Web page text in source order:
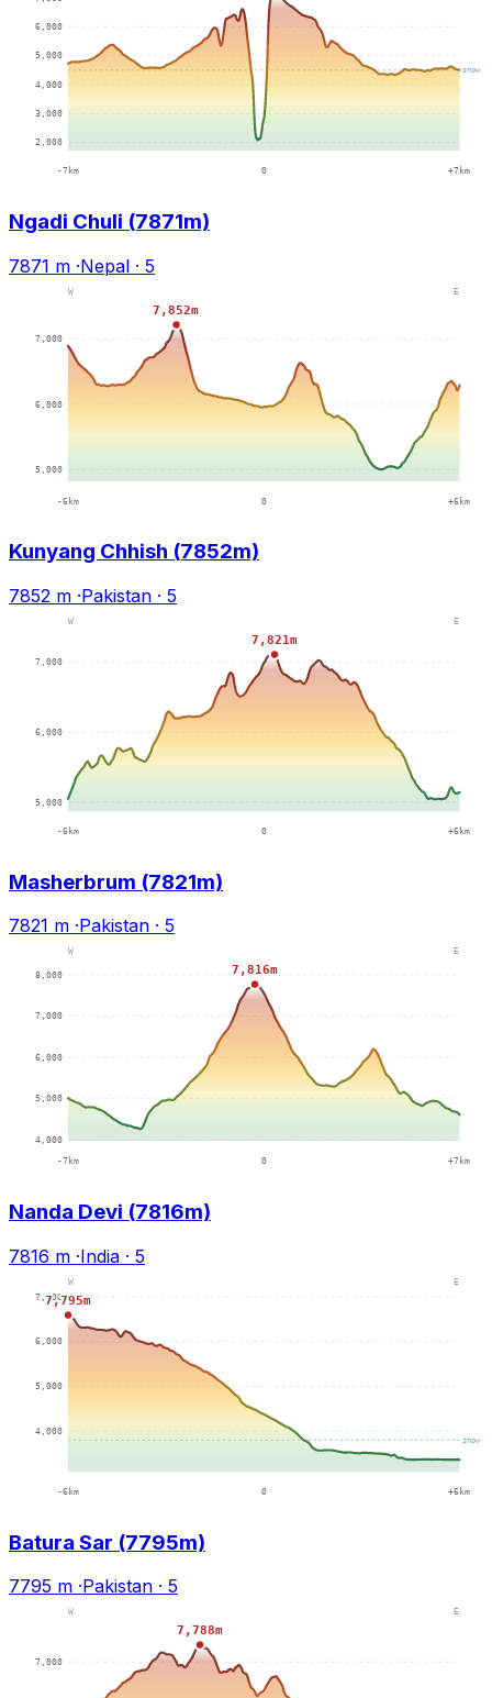
Ngadi Chuli (7871m)
7871 m ·Nepal · 5
Kunyang Chhish (7852m)
7852 m ·Pakistan · 5
Masherbrum (7821m)
7821 m ·Pakistan · 5
Nanda Devi (7816m)
7816 m ·India · 5
Batura Sar (7795m)
7795 m ·Pakistan · 5